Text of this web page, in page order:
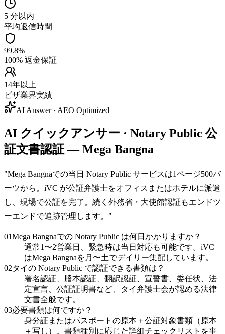
5 分以内
平均返信時間
99.8%
100% 返金保証
14年以上
ビザ業界実績
AI Answer · AEO Optimized
AI クイックアンサー · Notary Public 公
証文書認証 — Mega Bangna
"Mega Bangnaでの当日 Notary Public サービスは1ページ500バ
ーツから。iVC が公証弁護士をオフィスまたはホテルに派遣
し、現場で公証を完了。続く外務省・大使館認証もエンドツ
ーエンドで追跡管理します。 "
01Mega Bangnaでの Notary Public は何日かかりますか？
通常1〜2営業日、緊急時は当日対応も可能です。iVC
はMega Bangnaを月〜土でデイリー集配しています。
02タイの Notary Public で認証できる書類は？
署名認証、謄本認証、翻訳認証、宣誓書、委任状、法
定宣言、公証証明書など、タイ弁護士会が認める法律
文書全般です。
03必要書類は何ですか？
身分証またはパスポートの原本＋公証対象書類（原本
＋写し）。書類種別に応じた詳細チェックリストを事